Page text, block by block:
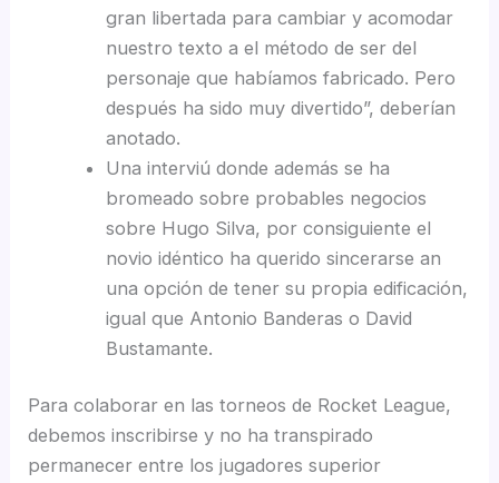
gran libertada para cambiar y acomodar
nuestro texto a el método de ser del
personaje que habíamos fabricado. Pero
después ha sido muy divertido”, deberían
anotado.
Una interviú donde además se ha
bromeado sobre probables negocios
sobre Hugo Silva, por consiguiente el
novio idéntico ha querido sincerarse an
una opción de tener su propia edificación,
igual que Antonio Banderas o David
Bustamante.
Para colaborar en las torneos de Rocket League,
debemos inscribirse y no ha transpirado
permanecer entre los jugadores superior